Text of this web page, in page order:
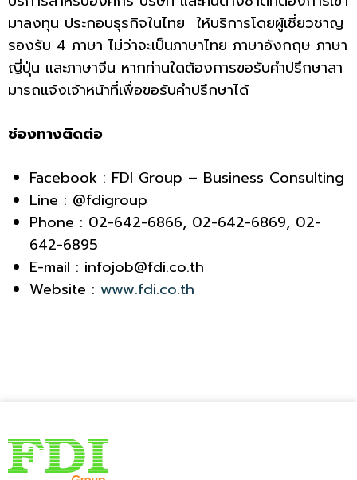
มาลงทุน ประกอบธุรกิจในไทย ให้บริการโดยผู้เชี่ยวชาญ
รองรับ 4 ภาษา ไม่ว่าจะเป็นภาษาไทย ภาษาอังกฤษ ภาษา
ญี่ปุ่น และภาษาจีน หากท่านใดต้องการขอรับคำปรึกษาสา
มารถเเจ้งเจ้าหน้าที่เพื่อขอรับคำปรึกษาได้
ช่องทางติดต่อ
Facebook : FDI Group – Business Consulting
Line : @fdigroup
Phone : 02-642-6866, 02-642-6869, 02-
642-6895
E-mail : infojob@fdi.co.th
Website : www.fdi.co.th